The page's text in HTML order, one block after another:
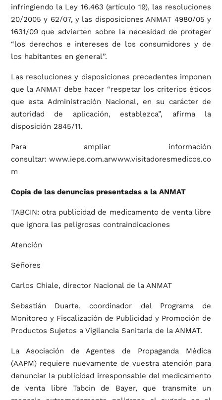
infringiendo la Ley 16.463 (artículo 19), las resoluciones
20/2005 y 62/07, y las disposiciones ANMAT 4980/05 y
1631/09 que advierten sobre la necesidad de proteger
“los derechos e intereses de los consumidores y de
los habitantes en general”.
Las resoluciones y disposiciones precedentes imponen
que la ANMAT debe hacer “respetar los criterios éticos
que esta Administración Nacional, en su carácter de
autoridad de aplicación, establezca”, afirma la
disposición 2845/11.
Para ampliar información
consultar:www.ieps.com.arwww.visitadoresmedicos.co
m
Copia de las denuncias presentadas a la ANMAT
TABCIN: otra publicidad de medicamento de venta libre
que ignora las peligrosas contraindicaciones
Atención
Señores
Carlos Chiale, director Nacional de la ANMAT
Sebastián Duarte, coordinador del Programa de
Monitoreo y Fiscalización de Publicidad y Promoción de
Productos Sujetos a Vigilancia Sanitaria de la ANMAT.
La Asociación de Agentes de Propaganda Médica
(AAPM) requiere nuevamente de vuestra atención para
denunciar la publicidad irresponsable del medicamento
de venta libre Tabcin de Bayer, que transmite un